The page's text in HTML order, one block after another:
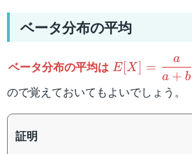
ベータ分布の平均
ベータ分布の平均は
{a+b}
E[X] =
a + b
a
ので覚えておいてもよいでしょう。
証明